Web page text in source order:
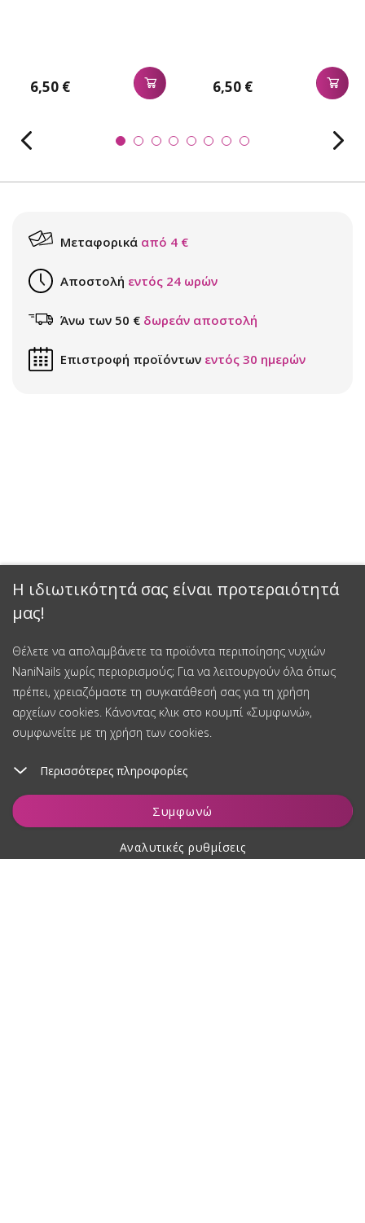
Η ιδιωτικότητά σας είναι προτεραιότητά
μας!
Θέλετε να απολαμβάνετε τα προϊόντα περιποίησης νυχιών
NaniNails χωρίς περιορισμούς; Για να λειτουργούν όλα όπως
πρέπει, χρειαζόμαστε τη συγκατάθεσή σας για τη χρήση
αρχείων cookies. Κάνοντας κλικ στο κουμπί «Συμφωνώ»,
συμφωνείτε με τη χρήση των cookies.
Περισσότερες πληροφορίες
Συμφωνώ
Αναλυτικές ρυθμίσεις
Προσθήκη στο καλάθι
6,50 € 6,50 €
Μεταφορικά από 4 €
Αποστολή εντός 24 ωρών
Άνω των 50 € δωρεάν αποστολή
Επιστροφή προϊόντων εντός 30 ημερών